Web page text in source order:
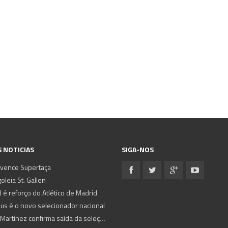
NOTICIAS
Supertaça
St. Gallen
é reforço do Atlético de Madrid
é o novo selecionador nacional
Roberto Martínez confirma saída da seleção
SIGA-NOS